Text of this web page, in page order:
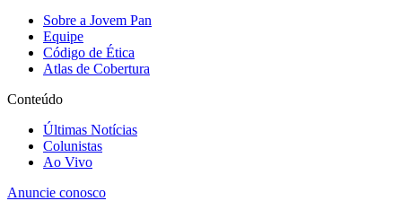
Sobre a Jovem Pan
Equipe
Código de Ética
Atlas de Cobertura
Conteúdo
Últimas Notícias
Colunistas
Ao Vivo
Anuncie conosco